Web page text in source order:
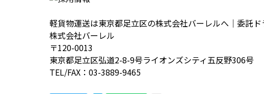
軽貨物運送は東京都足立区の株式会社バーレルへ｜委託
株式会社バーレル
〒120-0013
東京都足立区弘道2-8-9号ライオンズシティ五反野306号
TEL/FAX：03-3889-9465